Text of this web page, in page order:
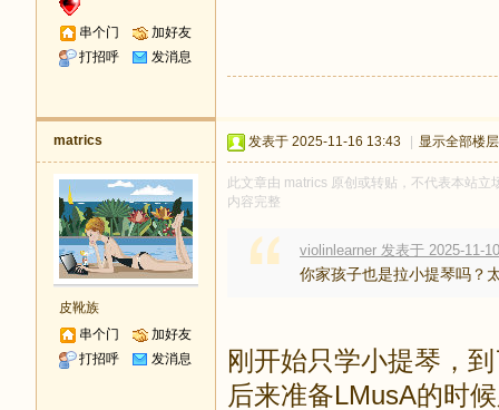
串个门
加好友
打招呼
发消息
matrics
皮靴族
串个门
加好友
打招呼
发消息
发表于 2025-11-16 13:43 显示全部楼层
此文章由 matrics 原创或转贴，不代表本站
内容完整
violinlearner 发表于 2025-11-
你家孩子也是拉小提琴吗？
刚开始只学小提琴，
后来准备LMusA的时